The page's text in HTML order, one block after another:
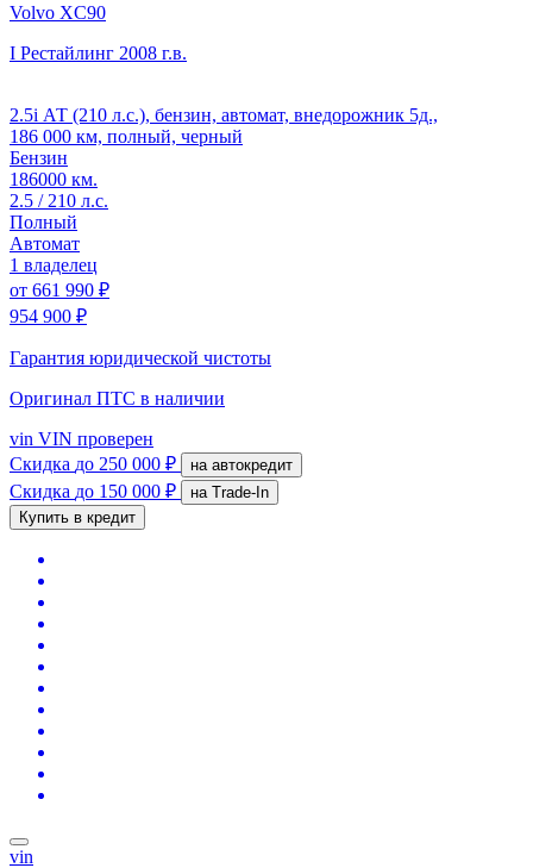
Volvo XC90
I Рестайлинг 2008 г.в.
2.5i АТ (210 л.с.), бензин, автомат, внедорожник 5д.,
186 000 км, полный, черный
Бензин
186000 км.
2.5 / 210 л.с.
Полный
Автомат
1 владелец
от 661 990 ₽
954 900 ₽
Гарантия юридической чистоты
Оригинал ПТС в наличии
vin VIN проверен
Скидка до 250 000 ₽ на автокредит
Скидка до 150 000 ₽
на Trade-In
Купить в кредит
vin